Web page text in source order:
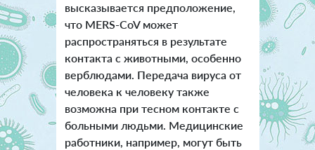
высказывается предположение,
что MERS-CoV может
распространяться в результате
контакта с животными, особенно
верблюдами. Передача вируса от
человека к человеку также
возможна при тесном контакте с
больными людьми. Медицинские
работники, например, могут быть